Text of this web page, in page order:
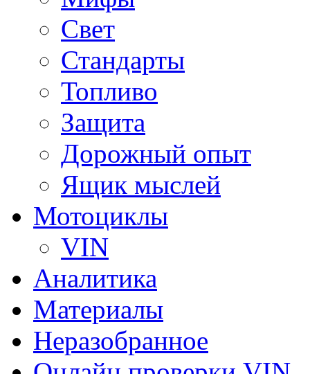
Свет
Стандарты
Топливо
Защита
Дорожный опыт
Ящик мыслей
Мотоциклы
VIN
Аналитика
Материалы
Неразобранное